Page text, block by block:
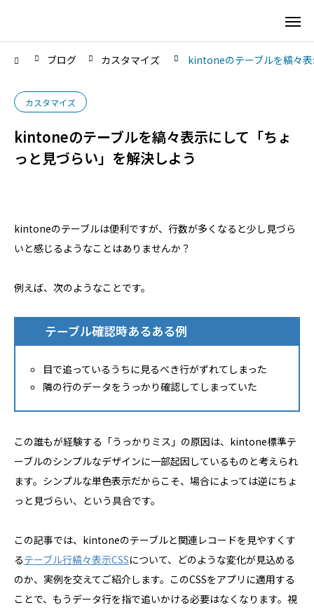
ブログ カスタマイズ kintoneのテーブルを縞々
カスタマイズ
kintoneのテーブルを縞々表示にして「ちょ
っと見づらい」を解決しよう
kintoneのテーブルは便利ですが、行数が多くなると少し見づら
いと感じるようなことはありませんか？
例えば、次のようなことです。
テーブル確認時あるある例
目で追っているうちに見るべき行がずれてしまった
隣の行のデータをうっかり確認してしまっていた
この誰もが経験する「うっかりミス」の原因は、kintone標準テ
ーブルのシンプルなデザインに一部起因しているものと考えられ
ます。シンプルな単色表示だからこそ、場合によっては逆にちょ
っと見づらい、という具合です。
この記事では、kintoneのテーブルと関連レコードを見やすくす
るテーブル行縞々表示CSSについて、どのような変化が見込める
のか、実例を交えてご紹介します。このCSSをアプリに適用する
ことで、もうデータ行を指で追いかける必要はなくなります。視